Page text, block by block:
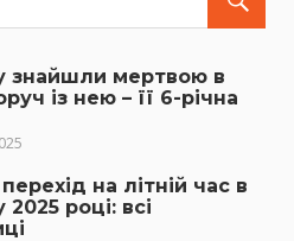
знайшли мертвою в
із нею – її 6-річна
на літній час в
2025 році: всі